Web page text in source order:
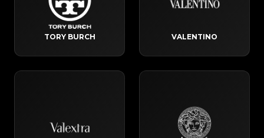
TORY BURCH VALENTINO